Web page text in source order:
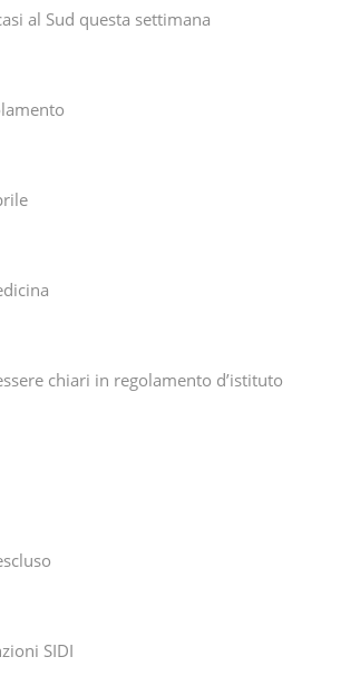
al Sud questa settimana
chiari in regolamento d’istituto
SIDI